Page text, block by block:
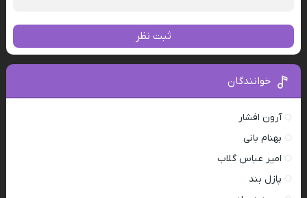
ثبت نظر
خوانندگان
آرون افشار
بهنام بانی
امیر عباس گلاب
پازل بند